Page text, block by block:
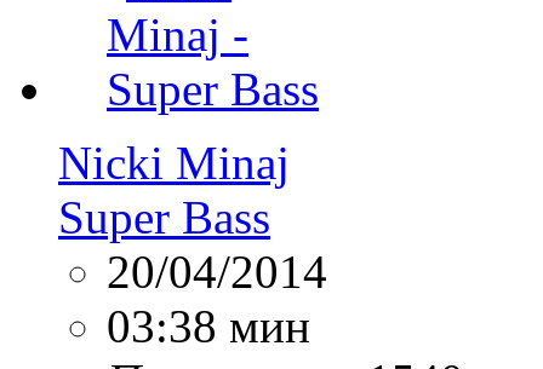
Nicki Minaj
Super Bass
20/04/2014
03:38 мин